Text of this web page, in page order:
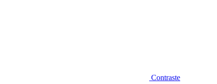
Contraste